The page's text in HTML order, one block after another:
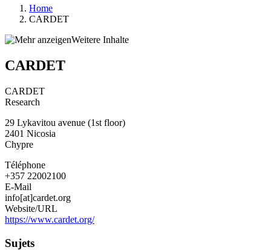
Fil
d'Ariane
Home
CARDET
Weitere Inhalte
CARDET
CARDET
Research
29 Lykavitou avenue (1st floor)
2401 Nicosia
Chypre
Téléphone
+357 22002100
E-Mail
info[at]cardet.org
Website/URL
https://www.cardet.org/
Sujets